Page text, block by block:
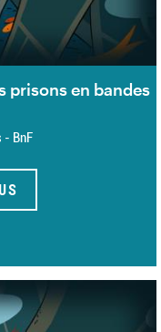
prisons en bandes
- BnF